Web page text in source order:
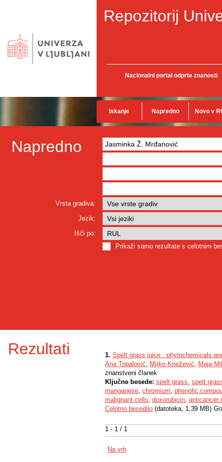
Repozitorij
Nacionalni portal odprte znanosti
Iskanje Napredno Novo v
Napredno
Vrsta gradiva:
Jezik:
Išči po:
Prikaži samo rezultate s celotnim
Rezultati
1 - 1 / 1
1. Spelt grass juice : phytochemicals
Ana Topalović, Mirko Knežević, Maja
znanstveni članek
Ključne besede: spelt grass, spelt
manganese, chromium, phenolic
malignant cells, doxorubicin, anticancer
Celotno besedilo (datoteka, 1,39 MB)
Na vrh